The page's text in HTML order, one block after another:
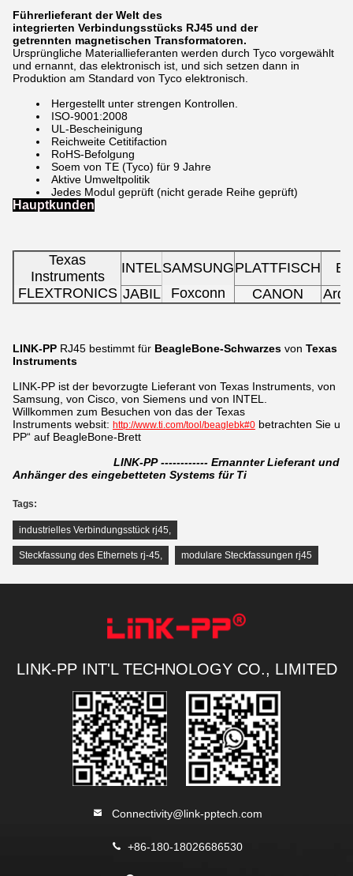
Führerlieferant der Welt des
integrierten Verbindungsstücks RJ45 und der
getrennten magnetischen Transformatoren.
Ursprüngliche Materiallieferanten werden durch Tyco vorgewählt
und ernannt, das elektronisch ist, und sich setzen dann in
Produktion am Standard von Tyco elektronisch.
Hergestellt unter strengen Kontrollen.
ISO-9001:2008
UL-Bescheinigung
Reichweite Cetitifaction
RoHS-Befolgung
Soem von TE (Tyco) für 9 Jahre
Aktive Umweltpolitik
Jedes Modul geprüft (nicht gerade Reihe geprüft)
Hauptkunden
Texas
Instruments
INTELSAMSUNGPLATTFISCH
FLEXTRONICS JABIL Foxconn CANON
LINK-PP RJ45 bestimmt für BeagleBone-Schwarzes von Texas
Instruments
LINK-PP ist der bevorzugte Lieferant von Texas Instruments, von
Samsung, von Cisco, von Siemens und von INTEL.
Willkommen zum Besuchen von das der Texas
Instruments websit: http://www.ti.com/tool/beaglebk#0 betrachten Sie
PP“ auf BeagleBone-Brett
LINK-PP ------------ Ernannter Lieferant und
Anhänger des eingebetteten Systems für Ti
Tags:
industrielles Verbindungsstück rj45
Steckfassung des Ethernets rj-45 modulare Steckfassungen rj45
LINK-PP INT'L TECHNOLOGY CO., LIMITED
Connectivity@link-pptech.com
+86-180-18026686530